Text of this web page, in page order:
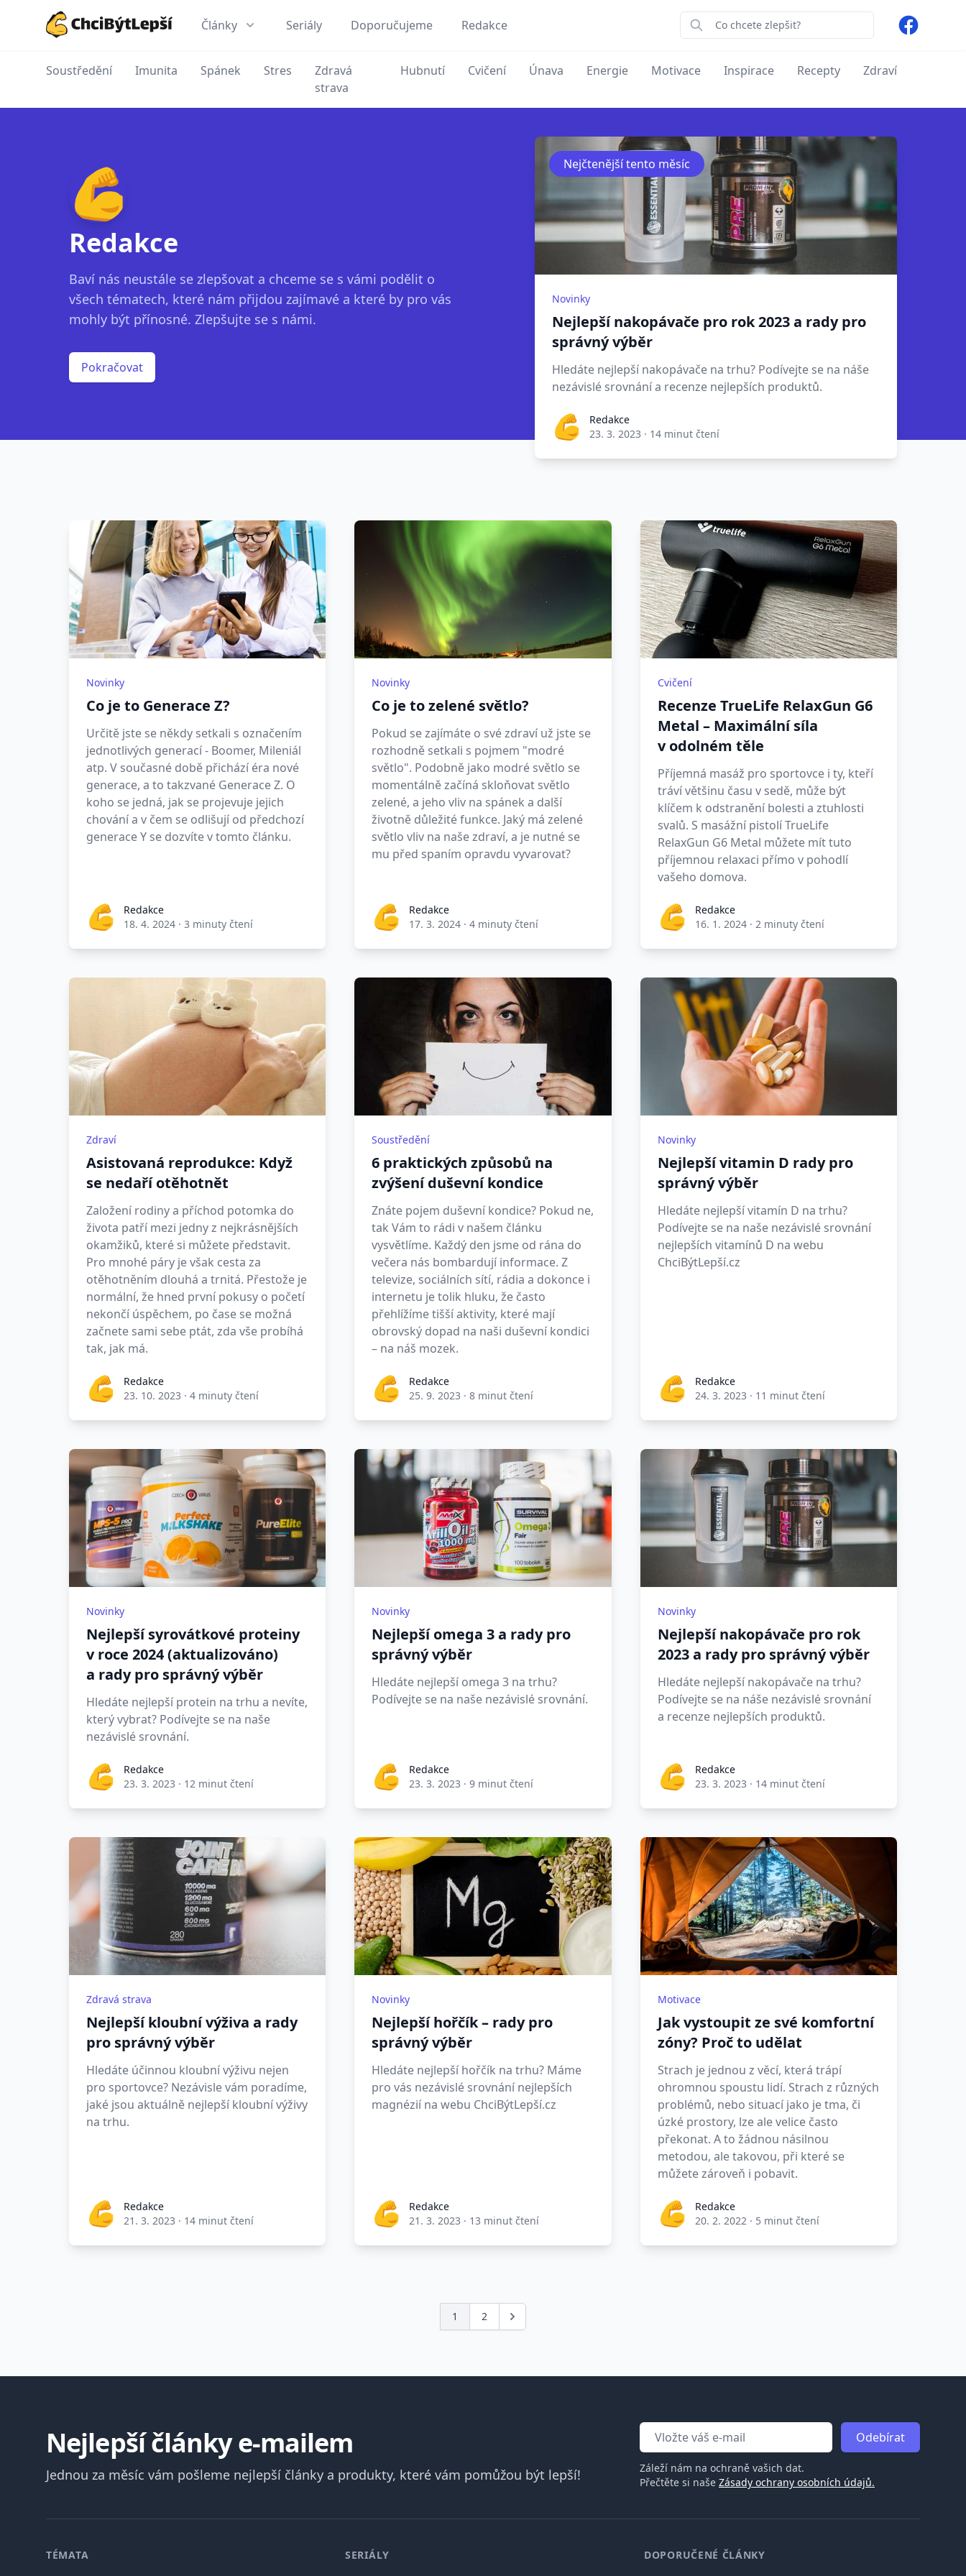
Články Seriály Doporučujeme Redakce Facebook
Soustředění Imunita Spánek Stres
Zdravá
strava
Hubnutí Cvičení Únava Energie Motivace Inspirace Recepty Zdraví
Redakce
Baví nás neustále se zlepšovat a chceme se s vámi podělit o
všech tématech, které nám přijdou zajímavé a které by pro vás
mohly být přínosné. Zlepšujte se s námi.
Pokračovat
Nejčtenější tento měsíc
Novinky
Nejlepší nakopávače pro rok 2023 a rady pro
správný výběr
Hledáte nejlepší nakopávače na trhu? Podívejte se na náše
nezávislé srovnání a recenze nejlepších produktů.
Redakce
23. 3. 2023 · 14 minut čtení
Novinky
Co je to Generace Z?
Určitě jste se někdy setkali s označením
jednotlivých generací - Boomer, Mileniál
atp. V současné době přichází éra nové
generace, a to takzvané Generace Z. O
koho se jedná, jak se projevuje jejich
chování a v čem se odlišují od předchozí
generace Y se dozvíte v tomto článku.
Redakce
18. 4. 2024 · 3 minuty čtení
Novinky
Co je to zelené světlo?
Pokud se zajímáte o své zdraví už jste se
rozhodně setkali s pojmem "modré
světlo". Podobně jako modré světlo se
momentálně začíná skloňovat světlo
zelené, a jeho vliv na spánek a další
životně důležité funkce. Jaký má zelené
světlo vliv na naše zdraví, a je nutné se
mu před spaním opravdu vyvarovat?
Redakce
17. 3. 2024 · 4 minuty čtení
Cvičení
Recenze TrueLife RelaxGun G6
Metal – Maximální síla
v odolném těle
Příjemná masáž pro sportovce i ty, kteří
tráví většinu času v sedě, může být
klíčem k odstranění bolesti a ztuhlosti
svalů. S masážní pistolí TrueLife
RelaxGun G6 Metal můžete mít tuto
příjemnou relaxaci přímo v pohodlí
vašeho domova.
Redakce
16. 1. 2024 · 2 minuty čtení
Zdraví
Asistovaná reprodukce: Když
se nedaří otěhotnět
Založení rodiny a příchod potomka do
života patří mezi jedny z nejkrásnějších
okamžiků, které si můžete představit.
Pro mnohé páry je však cesta za
otěhotněním dlouhá a trnitá. Přestože je
normální, že hned první pokusy o početí
nekončí úspěchem, po čase se možná
začnete sami sebe ptát, zda vše probíhá
tak, jak má.
Redakce
23. 10. 2023 · 4 minuty čtení
Soustředění
6 praktických způsobů na
zvýšení duševní kondice
Znáte pojem duševní kondice? Pokud ne,
tak Vám to rádi v našem článku
vysvětlíme. Každý den jsme od rána do
večera nás bombardují informace. Z
televize, sociálních sítí, rádia a dokonce i
internetu je tolik hluku, že často
přehlížíme tišší aktivity, které mají
obrovský dopad na naši duševní kondici
– na náš mozek.
Redakce
25. 9. 2023 · 8 minut čtení
Novinky
Nejlepší vitamin D rady pro
správný výběr
Hledáte nejlepší vitamín D na trhu?
Podívejte se na naše nezávislé srovnání
nejlepších vitamínů D na webu
ChciBýtLepší.cz
Redakce
24. 3. 2023 · 11 minut čtení
Novinky
Nejlepší syrovátkové proteiny
v roce 2024 (aktualizováno)
a rady pro správný výběr
Hledáte nejlepší protein na trhu a nevíte,
který vybrat? Podívejte se na naše
nezávislé srovnání.
Redakce
23. 3. 2023 · 12 minut čtení
Novinky
Nejlepší omega 3 a rady pro
správný výběr
Hledáte nejlepší omega 3 na trhu?
Podívejte se na naše nezávislé srovnání.
Redakce
23. 3. 2023 · 9 minut čtení
Novinky
Nejlepší nakopávače pro rok
2023 a rady pro správný výběr
Hledáte nejlepší nakopávače na trhu?
Podívejte se na náše nezávislé srovnání
a recenze nejlepších produktů.
Redakce
23. 3. 2023 · 14 minut čtení
Zdravá strava
Nejlepší kloubní výživa a rady
pro správný výběr
Hledáte účinnou kloubní výživu nejen
pro sportovce? Nezávisle vám poradíme,
jaké jsou aktuálně nejlepší kloubní výživy
na trhu.
Redakce
21. 3. 2023 · 14 minut čtení
Novinky
Nejlepší hořčík – rady pro
správný výběr
Hledáte nejlepší hořčík na trhu? Máme
pro vás nezávislé srovnání nejlepších
magnézií na webu ChciBýtLepší.cz
Redakce
21. 3. 2023 · 13 minut čtení
Motivace
Jak vystoupit ze své komfortní
zóny? Proč to udělat
Strach je jednou z věcí, která trápí
ohromnou spoustu lidí. Strach z různých
problémů, nebo situací jako je tma, či
úzké prostory, lze ale velice často
překonat. A to žádnou násilnou
metodou, ale takovou, při které se
můžete zároveň i pobavit.
Redakce
20. 2. 2022 · 5 minut čtení
1 2 Další
Nejlepší články e-mailem
Jednou za měsíc vám pošleme nejlepší články a produkty, které vám pomůžou být lepší!
Odebírat
Záleží nám na ochraně vašich dat.
Přečtěte si naše Zásady ochrany osobních údajů.
TÉMATA SERIÁLY DOPORUČENÉ ČLÁNKY